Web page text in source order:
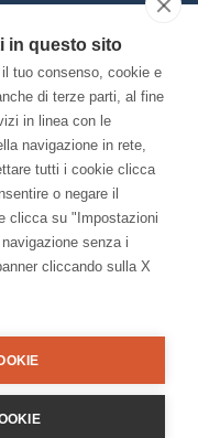
in questo sito
tuo consenso, cookie e
di terze parti, al fine
in linea con le
navigazione in rete,
tutti i cookie clicca
o negare il
clicca su "Impostazioni
senza i
cliccando sulla X